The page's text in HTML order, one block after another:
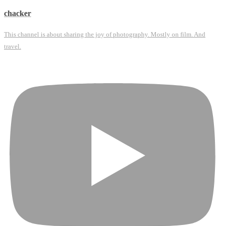
chacker
This channel is about sharing the joy of photography. Mostly on film. And
travel.